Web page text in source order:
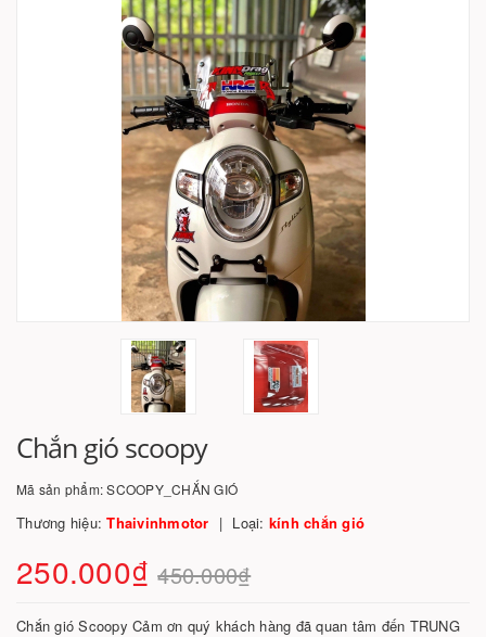
Chắn gió scoopy
Mã sản phẩm:SCOOPY_CHẮN GIÓ
Thương hiệu:Thaivinhmotor Loại: kính chắn gió
250.000₫ 450.000₫
Chắn gió Scoopy Cảm ơn quý khách hàng đã quan tâm đến TRUNG